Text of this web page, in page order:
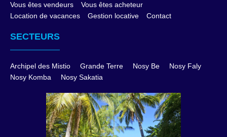
Vous êtes vendeurs
Vous êtes acheteur
Location de vacances
Gestion locative Contact
SECTEURS
Archipel des Mistio Grande Terre Nosy Be
Nosy Faly
Nosy Komba
Nosy Sakatia